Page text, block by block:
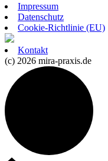
Impressum
Datenschutz
Cookie-Richtlinie (EU)
Kontakt
(c) 2026 mira-praxis.de